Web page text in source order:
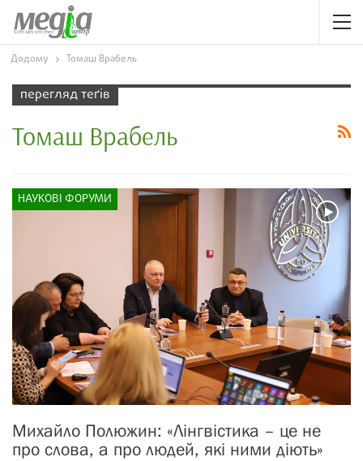
Додому Томаш Врабель
перегляд теґів
Томаш Врабель
НАУКОВІ ФОРУМИ
Михайло Полюжин: «Лінгвістика – це не
про слова, а про людей, які ними діють»